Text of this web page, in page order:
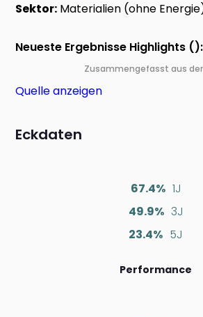
Sektor: Materialien (ohne
Neueste Ergebnisse Highlights ():
Zusammengefasst aus
Quelle anzeigen
Eckdaten
67.4% 1J
49.9% 3J
23.4% 5J
Performance